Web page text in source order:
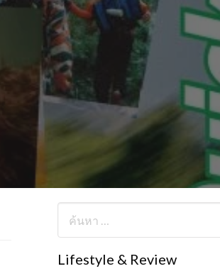
Lifestyle & Review